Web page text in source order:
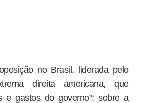
no Brasil, liderada pelo
direita americana, que
e gastos do governo"; sobre a